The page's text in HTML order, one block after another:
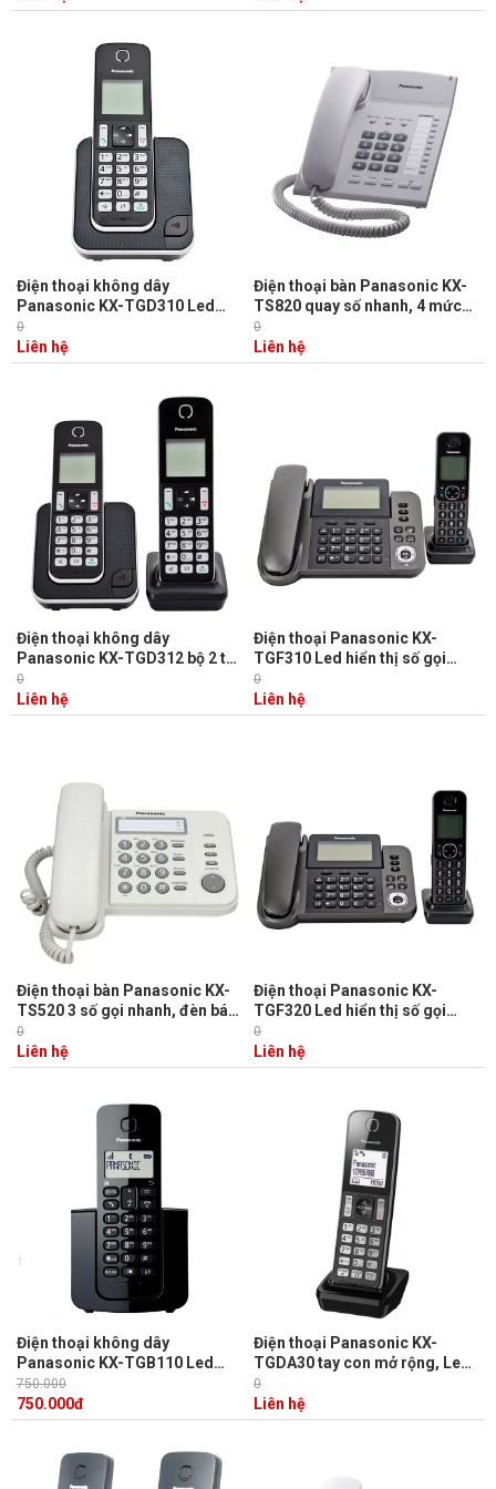
Điện thoại không dây
Panasonic KX-TGD310 Led
hiển thị số gọi đến, 120 danh
bạ, Loa ngoài 2 chiều, chặn
cuộc gọi
0
Liên hệ
Điện thoại bàn Panasonic KX-
TS820 quay số nhanh, 4 mức
âm lượng, gọi nhanh bằng 1
phím
0
Liên hệ
Điện thoại không dây
Panasonic KX-TGD312 bộ 2 tay
con, Led hiển thị số gọi đến,
120 danh bạ, Loa ngoài 2
chiều, chặn cuộc gọi
0
Liên hệ
Điện thoại Panasonic KX-
TGF310 Led hiển thị số gọi
đến, lưu 100 danh bạ, 9 phím
gọi nhanh, Loa ngoài 2 chiều,
chặn cuộc gọi
0
Liên hệ
Điện thoại bàn Panasonic KX-
TS520 3 số gọi nhanh, đèn báo
cuộc gọi đến
0
Liên hệ
Điện thoại Panasonic KX-
TGF320 Led hiển thị số gọi
đến, lưu 100 danh bạ, 9 phím
gọi nhanh, Loa ngoài 2 chiều,
chặn cuộc gọi, trả lời tự động
0
Liên hệ
Điện thoại không dây
Panasonic KX-TGB110 Led
hiển thị số gọi đến, 2 số gọi
nhanh, chức năng chuyển cuộc
gọi, khóa máy
750.000
750.000đ
Điện thoại Panasonic KX-
TGDA30 tay con mở rộng, Led
hiển thị
0
Liên hệ